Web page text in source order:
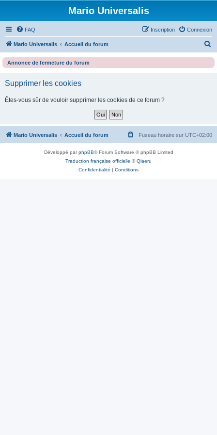
Mario Universalis
FAQ Connexion
Inscription
Mario Universalis Accueil du forum
c
h
e
Annonce de fermeture du forum
Supprimer les cookies
Êtes-vous sûr de vouloir supprimer les cookies de ce forum ?
Mario Universalis Accueil du forum Fuseau horaire sur UTC+02:00
Développé parphpBB® Forum Software © phpBB Limited
Traduction française officielle ©Qiaeru
Confidentialité | Conditions